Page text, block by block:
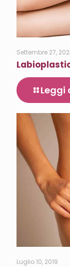
Settembre 27,
Leggi
Luglio 10, 2019